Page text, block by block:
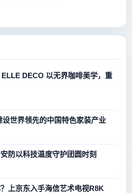
DECO 以无界咖啡美学，重
初心，夯实根基 建设世界领先的中国特色家装产业
防以科技温度守护团圆时刻
上京东入手海信艺术电视R8K